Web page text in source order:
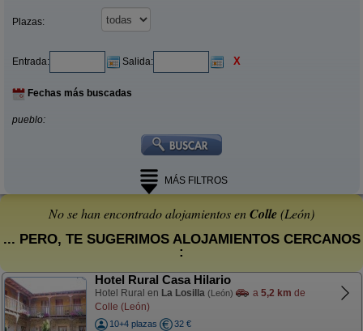
Plazas:
Entrada: Salida: X
Fechas más buscadas
pueblo:
MÁS FILTROS
No se han encontrado alojamientos enColle(León)
... PERO, TE SUGERIMOS ALOJAMIENTOS CERCANOS
:
Hotel Rural Casa Hilario
Hotel Rural en La Losilla (León) a 5,2 km de
Colle (León)
10+4 plazas
32 €